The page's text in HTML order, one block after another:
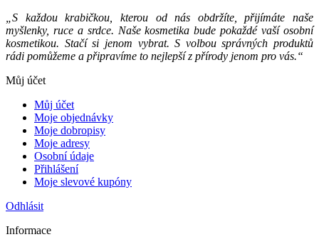
„S každou krabičkou, kterou od nás obdržíte, přijímáte naše
myšlenky, ruce a srdce. Naše kosmetika bude pokaždé vaší osobní
kosmetikou. Stačí si jenom vybrat. S volbou správných produktů
rádi pomůžeme a připravíme to nejlepší z přírody jenom pro vás.“
Můj účet
Můj účet
Moje objednávky
Moje dobropisy
Moje adresy
Osobní údaje
Přihlášení
Moje slevové kupóny
Odhlásit
Informace